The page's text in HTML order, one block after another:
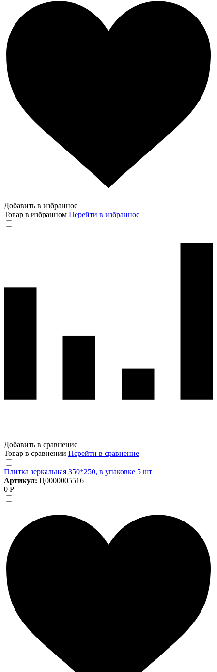
Добавить в избранное
Товар в избранном Перейти в избранное
Добавить в сравнение
Товар в сравнении Перейти в сравнение
Плитка зеркальная 350*250, в упаковке 5 шт
Артикул: Ц0000005516
0 Р